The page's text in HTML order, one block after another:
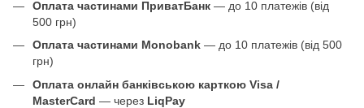
Оплата частинами ПриватБанк — до 10 платежів (від
500 грн)
Оплата частинами Monobank — до 10 платежів (від 500
грн)
Оплата онлайн банківською карткою Visa /
MasterCard — через LiqPay